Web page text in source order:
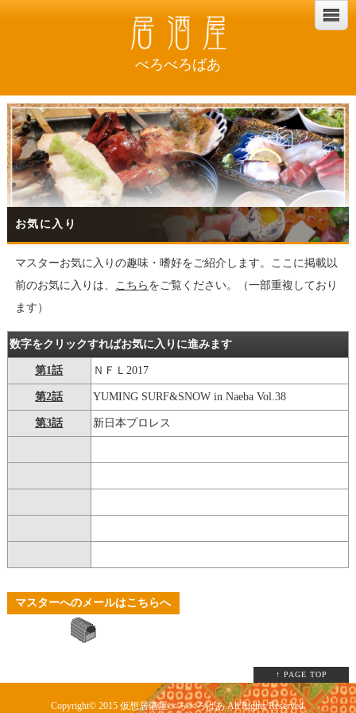
べろべろばあ
お気に入り
マスターお気に入りの趣味・嗜好をご紹介します。ここに掲載以
前のお気に入りは、 こちら をご覧ください。（一部重複しており
ます）
数字をクリックすればお気に入りに進みます
第1話 ＮＦＬ2017
第2話 YUMING SURF&SNOW in Naeba Vol.38
第3話 新日本プロレス
マスターへのメールはこちらへ
↑ PAGE TOP
Copyright© 2015 仮想居酒屋べろべろばあAll Rights Reserved.